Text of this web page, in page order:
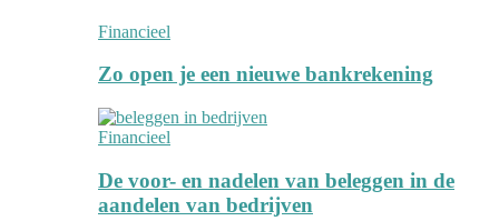
Financieel
Zo open je een nieuwe bankrekening
Financieel
De voor- en nadelen van beleggen in de
aandelen van bedrijven